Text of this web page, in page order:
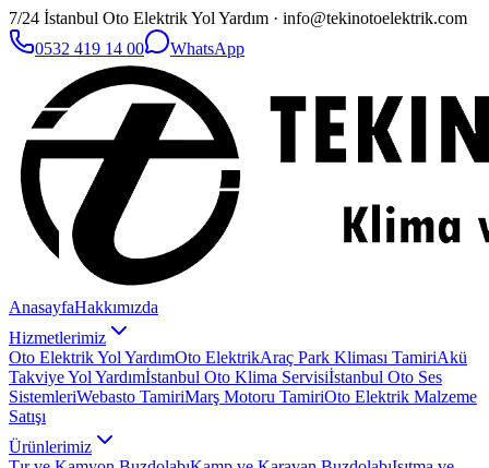
7/24 İstanbul Oto Elektrik Yol Yardım · info@tekinotoelektrik.com
0532 419 14 00
WhatsApp
AnasayfaHakkımızda
Hizmetlerimiz
Oto Elektrik Yol YardımOto ElektrikAraç Park Kliması TamiriAkü
Takviye Yol Yardımİstanbul Oto Klima Servisiİstanbul Oto Ses
SistemleriWebasto TamiriMarş Motoru TamiriOto Elektrik Malzeme
Satışı
Ürünlerimiz